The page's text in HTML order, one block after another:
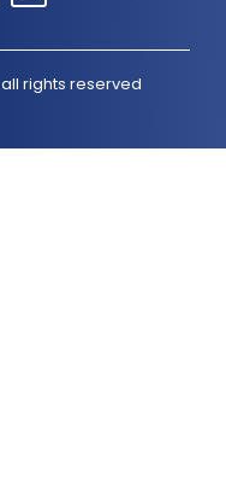
all rights reserved